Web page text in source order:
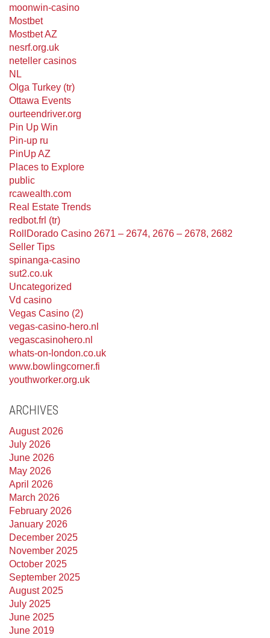
moonwin-casino
Mostbet
Mostbet AZ
nesrf.org.uk
neteller casinos
NL
Olga Turkey (tr)
Ottawa Events
ourteendriver.org
Pin Up Win
Pin-up ru
PinUp AZ
Places to Explore
public
rcawealth.com
Real Estate Trends
redbot.frl (tr)
RollDorado Casino 2671 – 2674, 2676 – 2678, 2682
Seller Tips
spinanga-casino
sut2.co.uk
Uncategorized
Vd casino
Vegas Casino (2)
vegas-casino-hero.nl
vegascasinohero.nl
whats-on-london.co.uk
www.bowlingcorner.fi
youthworker.org.uk
ARCHIVES
August 2026
July 2026
June 2026
May 2026
April 2026
March 2026
February 2026
January 2026
December 2025
November 2025
October 2025
September 2025
August 2025
July 2025
June 2025
June 2019